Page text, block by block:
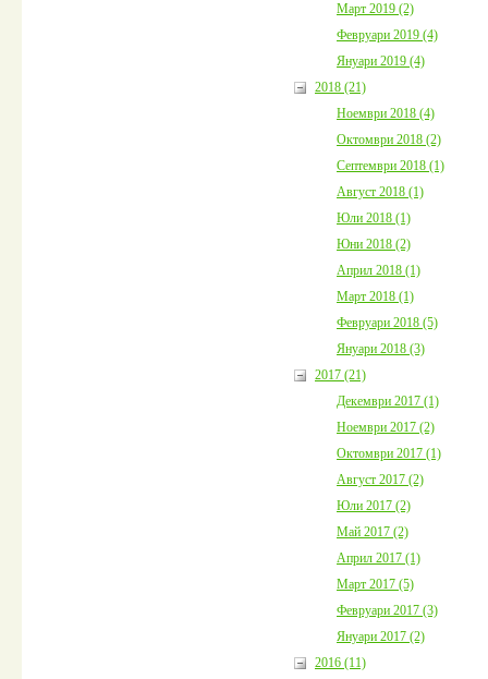
Март 2019 (2)
Февруари 2019 (4)
Януари 2019 (4)
2018 (21)
Ноември 2018 (4)
Октомври 2018 (2)
Септември 2018 (1)
Август 2018 (1)
Юли 2018 (1)
Юни 2018 (2)
Април 2018 (1)
Март 2018 (1)
Февруари 2018 (5)
Януари 2018 (3)
2017 (21)
Декември 2017 (1)
Ноември 2017 (2)
Октомври 2017 (1)
Август 2017 (2)
Юли 2017 (2)
Май 2017 (2)
Април 2017 (1)
Март 2017 (5)
Февруари 2017 (3)
Януари 2017 (2)
2016 (11)